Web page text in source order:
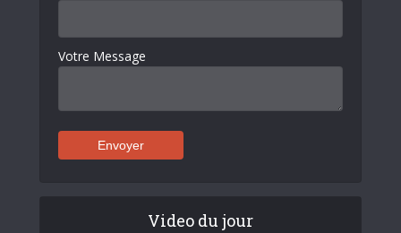
Votre Message
Video du jour